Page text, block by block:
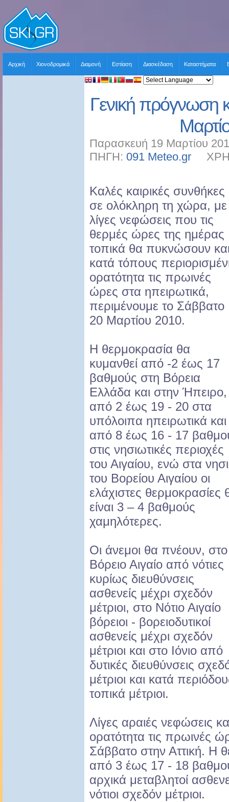
Αρχική Χιονοδρομικά Διαμονή Εστίαση Διασκέδαση Καταστήματα
Γενική πρόγνωση
Παρασκευή 19 Μαρτίου
ΠΗΓΗ: 091 Meteo.gr
Καλές καιρικές συνθήκες
σε ολόκληρη τη χώρα, με
λίγες νεφώσεις που τις
θερμές ώρες της ημέρας
τοπικά θα πυκνώσουν
κατά τόπους
ορατότητα τις πρωινές
ώρες στα ηπειρωτικά,
περιμένουμε το Σάββατο
20 Μαρτίου 2010.
Η θερμοκρασία θα
κυμανθεί από -2 έως 17
βαθμούς στη Βόρεια
Ελλάδα και στην Ήπειρο,
από 2 έως 19 - 20 στα
υπόλοιπα ηπειρωτικά και
από 8 έως 16 - 17
στις νησιωτικές περιοχές
του Αιγαίου, ενώ στα
του Βορείου Αιγαίου οι
ελάχιστες θερμοκρασίες
είναι 3 – 4 βαθμούς
χαμηλότερες.
Οι άνεμοι θα πνέουν, στο
Βόρειο Αιγαίο από νότιες
κυρίως διευθύνσεις
ασθενείς μέχρι σχεδόν
μέτριοι, στο Νότιο Αιγαίο
βόρειοι - βορειοδυτικοί
ασθενείς μέχρι σχεδόν
μέτριοι και στο Ιόνιο από
δυτικές διευθύνσεις
μέτριοι και κατά
τοπικά μέτριοι.
Λίγες αραιές νεφώσεις
ορατότητα τις πρωινές
Σάββατο στην Αττική. Η
από 3 έως 17 - 18
αρχικά μεταβλητοί
νότιοι σχεδόν μέτριοι.